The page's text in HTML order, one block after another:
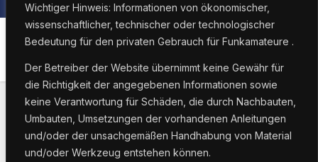
Wichtiger Hinweis: Informationen von ökonomischer,
wissenschaftlicher, technischer oder technologischer
Bedeutung für den privaten Gebrauch für Funkamateure .
Der Betreiber der Website übernimmt keine Gewähr für
die Richtigkeit der angegebenen Informationen sowie
keine Verantwortung für Schäden, die durch Nachbauten,
Umbauten, Umsetzungen der vorhandenen Anleitungen
und/oder der unsachgemäßen Handhabung von Material
und/oder Werkzeug entstehen können.
Schlagwort:UR4QWW